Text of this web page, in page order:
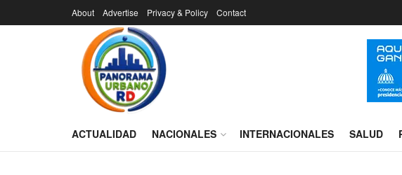
About Advertise Privacy & Policy Contact
ACTUALIDAD NACIONALES INTERNACIONALES SALUD